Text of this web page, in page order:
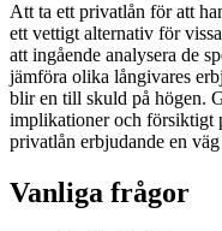
Att ta ett privatlån för att
ett vettigt alternativ för
att ingående analysera de
jämföra olika långivares
blir en till skuld på högen.
implikationer och försiktigt
privatlån erbjudande en
Vanliga frågor